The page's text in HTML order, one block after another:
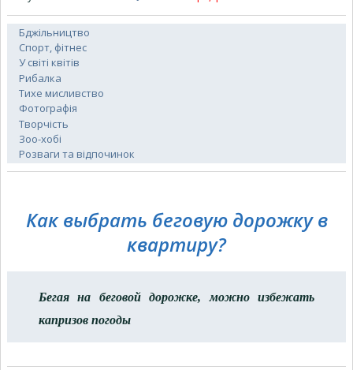
Бджільництво
Спорт, фітнес
У світі квітів
Рибалка
Тихе мисливство
Фотографія
Творчість
Зоо-хобі
Розваги та відпочинок
Как выбрать беговую дорожку в
квартиру?
Бегая на беговой дорожке, можно избежать
капризов погоды